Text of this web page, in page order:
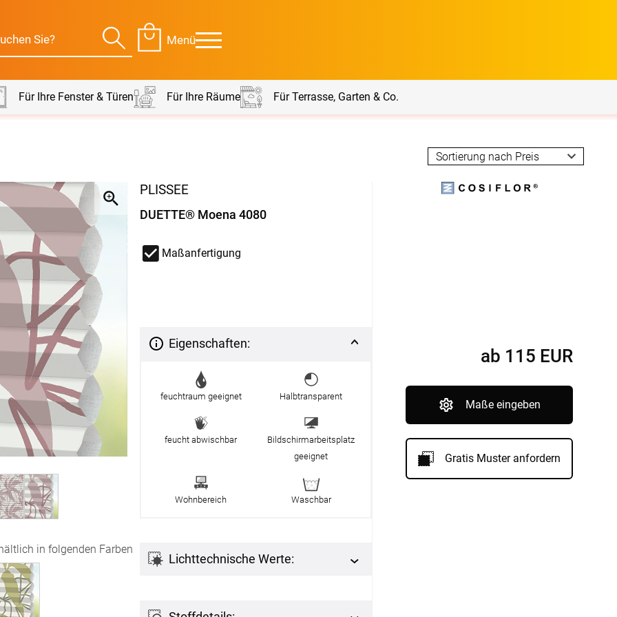
Menü
Mass
Alle Kissen
Fertiggrössen
Tischdecke
Alle Tischdecken
Fertiggrössen
Zubehör
Service
Für Ihre Fenster & Türen Für Ihre Räume Für Terrasse, Garten & Co.
in folgenden Farben
PLISSEE
DUETTE® Moena 4080
Maßanfertigung
Eigenschaften:
feuchtraum geeignet Halbtransparent
feucht abwischbar
Bildschirmarbeitsplatz
geeignet
Wohnbereich Waschbar
Lichttechnische Werte:
ab 115 EUR
Maße eingeben
Gratis Muster anfordern